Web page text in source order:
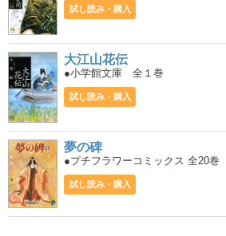
試し読み・購入
大江山花伝
●小学館文庫 全１巻
試し読み・購入
夢の碑
●プチフラワーコミックス 全20巻
試し読み・購入